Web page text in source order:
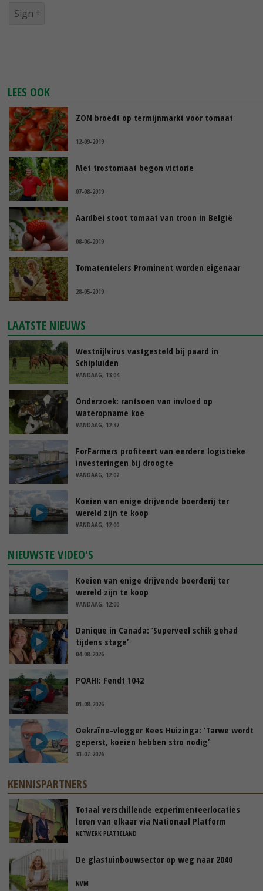
Sign
LEES OOK
ZON broedt op termijnmarkt voor tomaat
12-09-2019
Met trostomaat begon victorie
07-08-2019
Aardbei stoot tomaat van troon in België
08-06-2019
Tomatentelers Prominent worden eigenaar
28-05-2019
LAATSTE NIEUWS
Westnijlvirus vastgesteld bij paard in
Schipluiden
VANDAAG, 13:04
Onderzoek: rantsoen van invloed op
wateropname koe
VANDAAG, 12:37
ForFarmers profiteert van eerdere logistieke
investeringen bij droogte
VANDAAG, 12:02
Koeien van enige drijvende boerderij ter
wereld zijn te koop
VANDAAG, 12:00
NIEUWSTE VIDEO'S
Koeien van enige drijvende boerderij ter
wereld zijn te koop
VANDAAG, 12:00
Danique in Canada: ‘Superveel schik gehad
tijdens stage’
04-08-2026
POAH!: Fendt 1042
01-08-2026
Oekraïne-vlogger Kees Huizinga: ‘Tarwe wordt
geperst, koeien hebben stro nodig’
31-07-2026
KENNISPARTNERS
Totaal verschillende experimenteerlocaties
leren van elkaar via Nationaal Platform
NETWERK PLATTELAND
De glastuinbouwsector op weg naar 2040
NVM